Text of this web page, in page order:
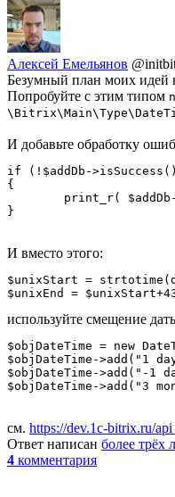
Алексей Емельянов
Безумный план моих идей
Попробуйте с этим типом
И добавьте обработку
if (!$addDb-
{
}
И вместо этого:
$unixStart =
$unixEnd =
используйте смещение
$objDateTime = new
$objDateTime->add("1
$objDateTime->add("-1
$objDateTime->add("3
см. https://dev.1c-bitrix.ru/
Ответ написан более трёх
4 комментария